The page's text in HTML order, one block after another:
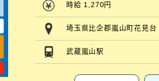
時給 1,270円
埼玉県比企郡嵐山町花見台
武蔵嵐山駅